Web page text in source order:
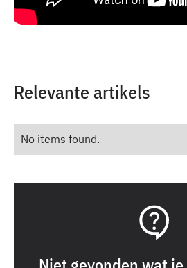
Relevante artikels
No items found.